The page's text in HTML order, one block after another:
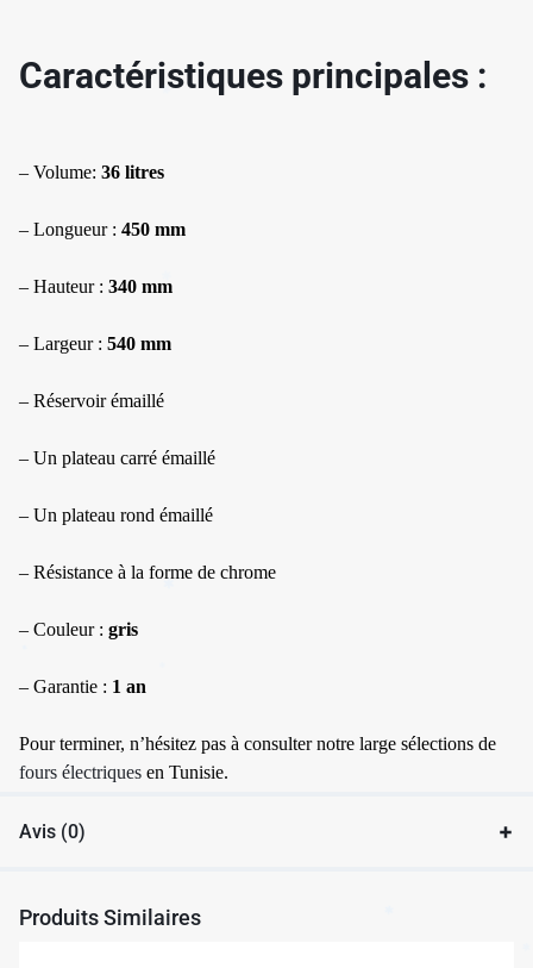
Caractéristiques principales :
– Volume: 36 litres
– Longueur : 450 mm
– Hauteur : 340 mm
– Largeur : 540 mm
– Réservoir émaillé
– Un plateau carré émaillé
– Un plateau rond émaillé
– Résistance à la forme de chrome
– Couleur : gris
– Garantie : 1 an
Pour terminer, n’hésitez pas à consulter notre large sélections de
fours électriques en Tunisie.
Avis (0)
Produits Similaires